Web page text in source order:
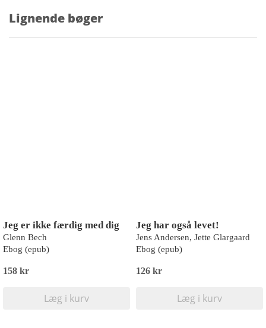
Lignende bøger
Jeg er ikke færdig med dig
Glenn Bech
Ebog (epub)
158 kr
Læg i kurv
Jeg har også levet!
Jens Andersen, Jette Glargaard
Ebog (epub)
126 kr
Læg i kurv